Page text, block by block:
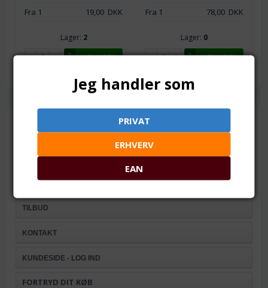
Fra 1
19,00DKK
Lager: 2
Fra 1
78,00DKK
Lager: 0
Om os
NYHEDER
TILBUD
KONTAKT
KUNDESIDE - LOG IND
FORTRYD DIT KØB
Jeg handler som
PRIVAT
ERHVERV
EAN